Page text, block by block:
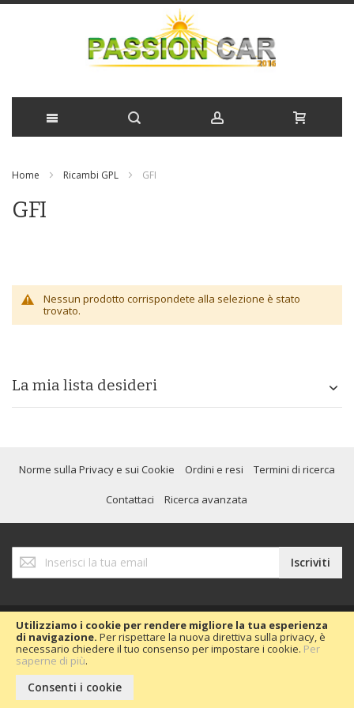
Utilizziamo i cookie per rendere migliore la tua esperienza
di navigazione. Per rispettare la nuova direttiva sulla privacy, è
necessario chiedere il tuo consenso per impostare i cookie. Per
saperne di più.
Consenti i cookie
contenuto
Home Ricambi GPL GFI
GFI
Nessun prodotto corrispondete alla selezione è stato
trovato.
La mia lista desideri
Norme sulla Privacy e sui Cookie Ordini e resi Termini di ricerca
Contattaci Ricerca avanzata
alla
nostra
Iscriviti
Copyright © 2020 Passion Car 2016.